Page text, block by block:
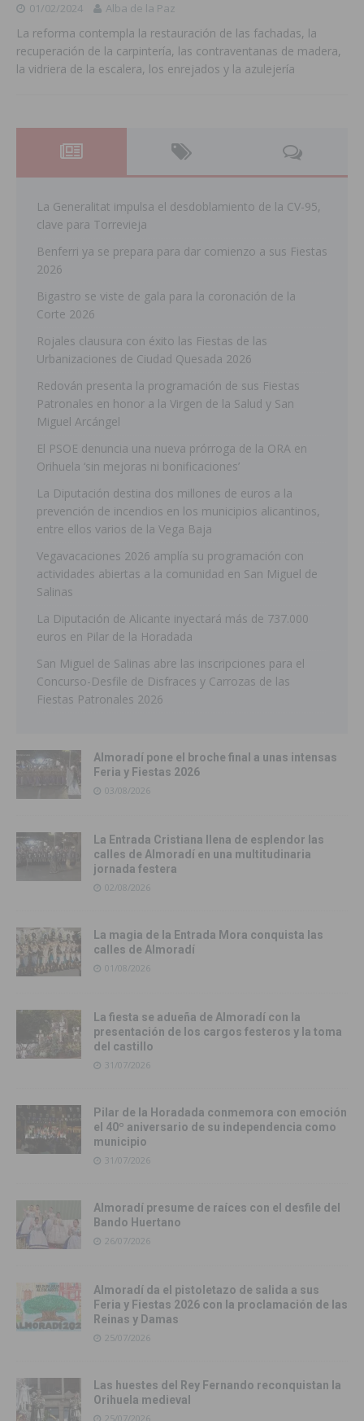
01/02/2024 Alba de la Paz
La reforma contempla la restauración de las fachadas, la
recuperación de la carpintería, las contraventanas de madera,
la vidriera de la escalera, los enrejados y la azulejería
La Generalitat impulsa el desdoblamiento de la CV-95,
clave para Torrevieja
Benferri ya se prepara para dar comienzo a sus Fiestas
2026
Bigastro se viste de gala para la coronación de la
Corte 2026
Rojales clausura con éxito las Fiestas de las
Urbanizaciones de Ciudad Quesada 2026
Redován presenta la programación de sus Fiestas
Patronales en honor a la Virgen de la Salud y San
Miguel Arcángel
El PSOE denuncia una nueva prórroga de la ORA en
Orihuela ‘sin mejoras ni bonificaciones’
La Diputación destina dos millones de euros a la
prevención de incendios en los municipios alicantinos,
entre ellos varios de la Vega Baja
Vegavacaciones 2026 amplía su programación con
actividades abiertas a la comunidad en San Miguel de
Salinas
La Diputación de Alicante inyectará más de 737.000
euros en Pilar de la Horadada
San Miguel de Salinas abre las inscripciones para el
Concurso-Desfile de Disfraces y Carrozas de las
Fiestas Patronales 2026
Almoradí pone el broche final a unas intensas
Feria y Fiestas 2026
03/08/2026
La Entrada Cristiana llena de esplendor las
calles de Almoradí en una multitudinaria
jornada festera
02/08/2026
La magia de la Entrada Mora conquista las
calles de Almoradí
01/08/2026
La fiesta se adueña de Almoradí con la
presentación de los cargos festeros y la toma
del castillo
31/07/2026
Pilar de la Horadada conmemora con emoción
el 40º aniversario de su independencia como
municipio
31/07/2026
Almoradí presume de raíces con el desfile del
Bando Huertano
26/07/2026
Almoradí da el pistoletazo de salida a sus
Feria y Fiestas 2026 con la proclamación de las
Reinas y Damas
25/07/2026
Las huestes del Rey Fernando reconquistan la
Orihuela medieval
25/07/2026